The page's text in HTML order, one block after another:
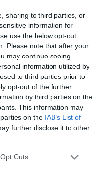
sharing to third parties, or
information for
use the below opt-out
Please note that after your
may continue seeing
information utilized by
to third parties prior to
opt-out of the further
by third parties on the
This information may
on the IAB’s List of
further disclose it to other
Outs
su granito de arena
en un planeta más sano
hoy mismo a poner
como los que te
una manera bastante